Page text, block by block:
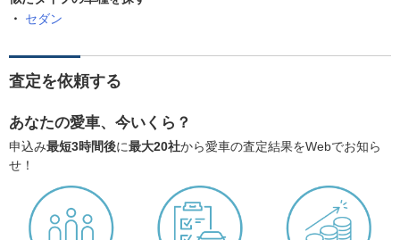
セダン
査定を依頼する
あなたの愛車、今いくら？
申込み最短3時間後に最大20社から愛車の査定結果をWebでお知ら
せ！